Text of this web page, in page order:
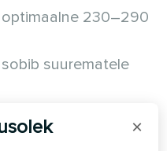
230–290
suurematele
×